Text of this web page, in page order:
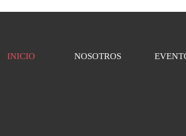
INICIO NOSOTROS